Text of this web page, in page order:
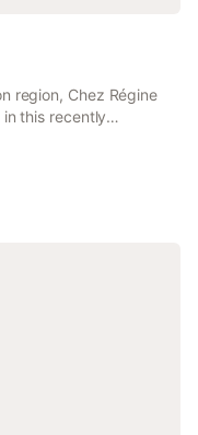
region, Chez Régine
this recently
you will have
available at the